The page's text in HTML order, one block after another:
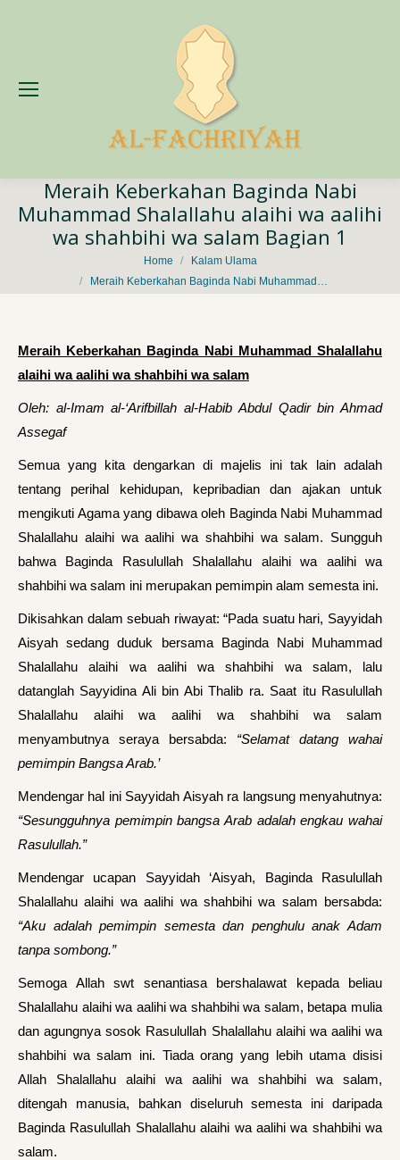
Meraih Keberkahan Baginda Nabi
Muhammad Shalallahu alaihi wa aalihi
wa shahbihi wa salam Bagian 1
Home
Kalam Ulama
Meraih Keberkahan Baginda Nabi Muhammad…
Meraih Keberkahan Baginda Nabi Muhammad Shalallahu
alaihi wa aalihi wa shahbihi wa salam
Oleh: al-Imam al-‘Arifbillah al-Habib Abdul Qadir bin Ahmad
Assegaf
Semua yang kita dengarkan di majelis ini tak lain adalah
tentang perihal kehidupan, kepribadian dan ajakan untuk
mengikuti Agama yang dibawa oleh Baginda Nabi Muhammad
Shalallahu alaihi wa aalihi wa shahbihi wa salam. Sungguh
bahwa Baginda Rasulullah Shalallahu alaihi wa aalihi wa
shahbihi wa salam ini merupakan pemimpin alam semesta ini.
Dikisahkan dalam sebuah riwayat: “Pada suatu hari, Sayyidah
Aisyah sedang duduk bersama Baginda Nabi Muhammad
Shalallahu alaihi wa aalihi wa shahbihi wa salam, lalu
datanglah Sayyidina Ali bin Abi Thalib ra. Saat itu Rasulullah
Shalallahu alaihi wa aalihi wa shahbihi wa salam
menyambutnya seraya bersabda: “Selamat datang wahai
pemimpin Bangsa Arab.’
Mendengar hal ini Sayyidah Aisyah ra langsung menyahutnya:
“Sesungguhnya pemimpin bangsa Arab adalah engkau wahai
Rasulullah.”
Mendengar ucapan Sayyidah ‘Aisyah, Baginda Rasulullah
Shalallahu alaihi wa aalihi wa shahbihi wa salam bersabda:
“Aku adalah pemimpin semesta dan penghulu anak Adam
tanpa sombong.”
Semoga Allah swt senantiasa bershalawat kepada beliau
Shalallahu alaihi wa aalihi wa shahbihi wa salam, betapa mulia
dan agungnya sosok Rasulullah Shalallahu alaihi wa aalihi wa
shahbihi wa salam ini. Tiada orang yang lebih utama disisi
Allah Shalallahu alaihi wa aalihi wa shahbihi wa salam,
ditengah manusia, bahkan diseluruh semesta ini daripada
Baginda Rasulullah Shalallahu alaihi wa aalihi wa shahbihi wa
salam.